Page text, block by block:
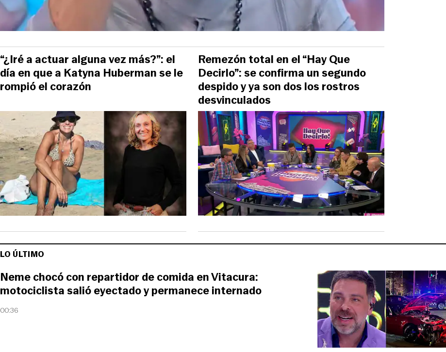
“¿Iré a actuar alguna vez más?”: el
día en que a Katyna Huberman se le
rompió el corazón
Remezón total en el “Hay Que
Decirlo”: se confirma un segundo
despido y ya son dos los rostros
desvinculados
LO ÚLTIMO
00:36
Neme chocó con repartidor de comida en Vitacura:
motociclista salió eyectado y permanece internado